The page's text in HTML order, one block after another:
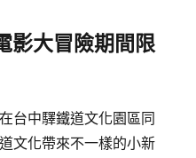
影大冒險期間限
台中驛鐵道文化園區同
文化帶來不一樣的小新